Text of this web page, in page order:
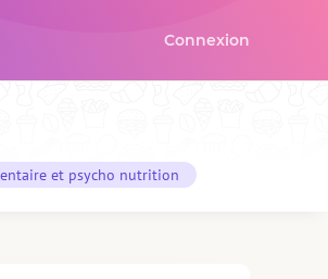
Connexion
et psycho nutrition